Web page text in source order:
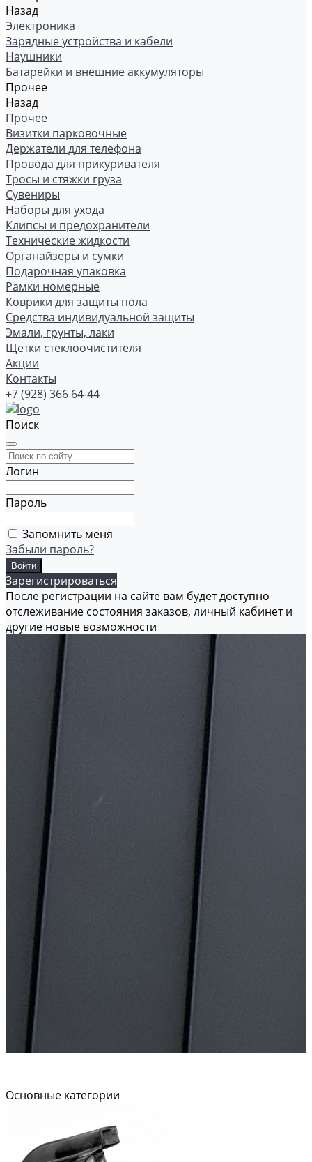
Назад
Электроника
Зарядные устройства и кабели
Наушники
Батарейки и внешние аккумуляторы
Прочее
Назад
Прочее
Визитки парковочные
Держатели для телефона
Провода для прикуривателя
Тросы и стяжки груза
Сувениры
Наборы для ухода
Клипсы и предохранители
Технические жидкости
Органайзеры и сумки
Подарочная упаковка
Рамки номерные
Коврики для защиты пола
Средства индивидуальной защиты
Эмали, грунты, лаки
Щетки стеклоочистителя
Акции
Контакты
+7 (928) 366 64-44
Поиск
Логин
Пароль
Запомнить меня
Забыли пароль?
Зарегистрироваться
После регистрации на сайте вам будет доступно
отслеживание состояния заказов, личный кабинет и
другие новые возможности
Основные категории